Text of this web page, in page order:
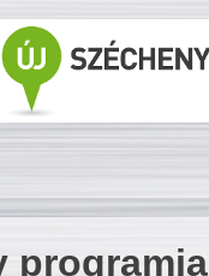
programja